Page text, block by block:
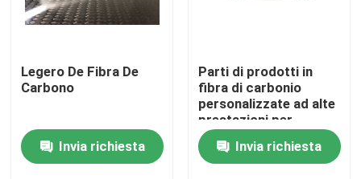
Casa.
Prodotti
Legero De Fibra De
Carbono
Invia richiesta
Parti di prodotti in
fibra di carbonio
personalizzate ad alte
prestazioni per
l'industria medica e
automobilistica
Invia richiesta